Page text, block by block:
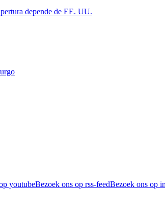
depende de EE. UU.
youtubeBezoek ons op rss-feedBezoek ons op